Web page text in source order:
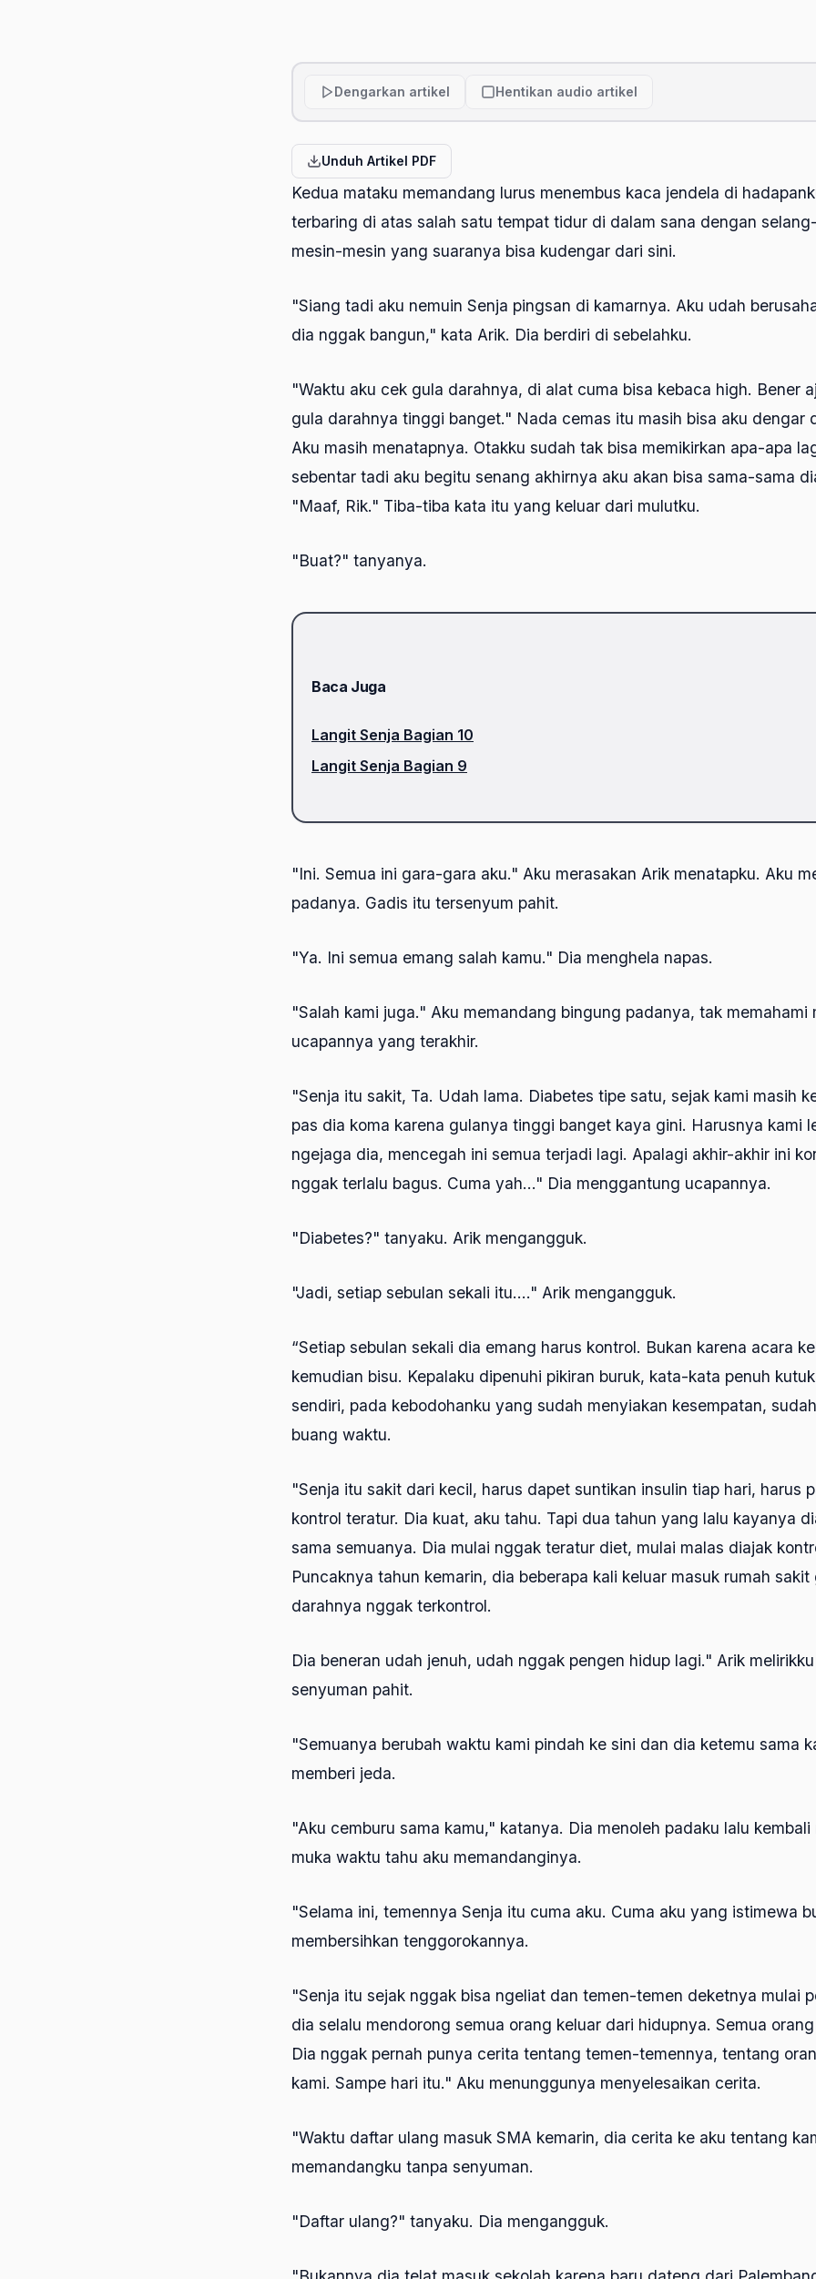
Dengarkan artikel Hentikan audio artikel
Unduh Artikel PDF
Kedua mataku memandang lurus menembus kaca jendela di
terbaring di atas salah satu tempat tidur di dalam sana dengan
mesin-mesin yang suaranya bisa kudengar dari sini.
"Siang tadi aku nemuin Senja pingsan di kamarnya. Aku udah
dia nggak bangun," kata Arik. Dia berdiri di sebelahku.
"Waktu aku cek gula darahnya, di alat cuma bisa kebaca high. Bener
gula darahnya tinggi banget." Nada cemas itu masih bisa aku dengar
Aku masih menatapnya. Otakku sudah tak bisa memikirkan apa-apa
sebentar tadi aku begitu senang akhirnya aku akan bisa sama-sama
"Maaf, Rik." Tiba-tiba kata itu yang keluar dari mulutku.
"Buat?" tanyanya.
Baca Juga
Langit Senja Bagian 10
Langit Senja Bagian 9
"Ini. Semua ini gara-gara aku." Aku merasakan Arik menatapku. Aku
padanya. Gadis itu tersenyum pahit.
"Ya. Ini semua emang salah kamu." Dia menghela napas.
"Salah kami juga." Aku memandang bingung padanya, tak memahami
ucapannya yang terakhir.
"Senja itu sakit, Ta. Udah lama. Diabetes tipe satu, sejak kami masih
pas dia koma karena gulanya tinggi banget kaya gini. Harusnya kami
ngejaga dia, mencegah ini semua terjadi lagi. Apalagi akhir-akhir ini
nggak terlalu bagus. Cuma yah..." Dia menggantung ucapannya.
"Diabetes?" tanyaku. Arik mengangguk.
"Jadi, setiap sebulan sekali itu...." Arik mengangguk.
“Setiap sebulan sekali dia emang harus kontrol. Bukan karena acara
kemudian bisu. Kepalaku dipenuhi pikiran buruk, kata-kata penuh
sendiri, pada kebodohanku yang sudah menyiakan kesempatan,
buang waktu.
"Senja itu sakit dari kecil, harus dapet suntikan insulin tiap hari, harus
kontrol teratur. Dia kuat, aku tahu. Tapi dua tahun yang lalu kayanya
sama semuanya. Dia mulai nggak teratur diet, mulai malas diajak
Puncaknya tahun kemarin, dia beberapa kali keluar masuk rumah
darahnya nggak terkontrol.
Dia beneran udah jenuh, udah nggak pengen hidup lagi." Arik
senyuman pahit.
"Semuanya berubah waktu kami pindah ke sini dan dia ketemu sama
memberi jeda.
"Aku cemburu sama kamu," katanya. Dia menoleh padaku lalu kembali
muka waktu tahu aku memandanginya.
"Selama ini, temennya Senja itu cuma aku. Cuma aku yang istimewa
membersihkan tenggorokannya.
"Senja itu sejak nggak bisa ngeliat dan temen-temen deketnya mulai
dia selalu mendorong semua orang keluar dari hidupnya. Semua
Dia nggak pernah punya cerita tentang temen-temennya, tentang
kami. Sampe hari itu." Aku menunggunya menyelesaikan cerita.
"Waktu daftar ulang masuk SMA kemarin, dia cerita ke aku tentang
memandangku tanpa senyuman.
"Daftar ulang?" tanyaku. Dia mengangguk.